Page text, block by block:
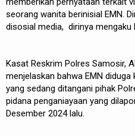
seorang wanita berinisial EMN.
disosial media, dirinya mengaku
Kasat Reskrim Polres Samosir,
menjelaskan bahwa EMN
yang sedang ditangani pihak
pidana penganiayaan yang
Desember 2024 lalu.